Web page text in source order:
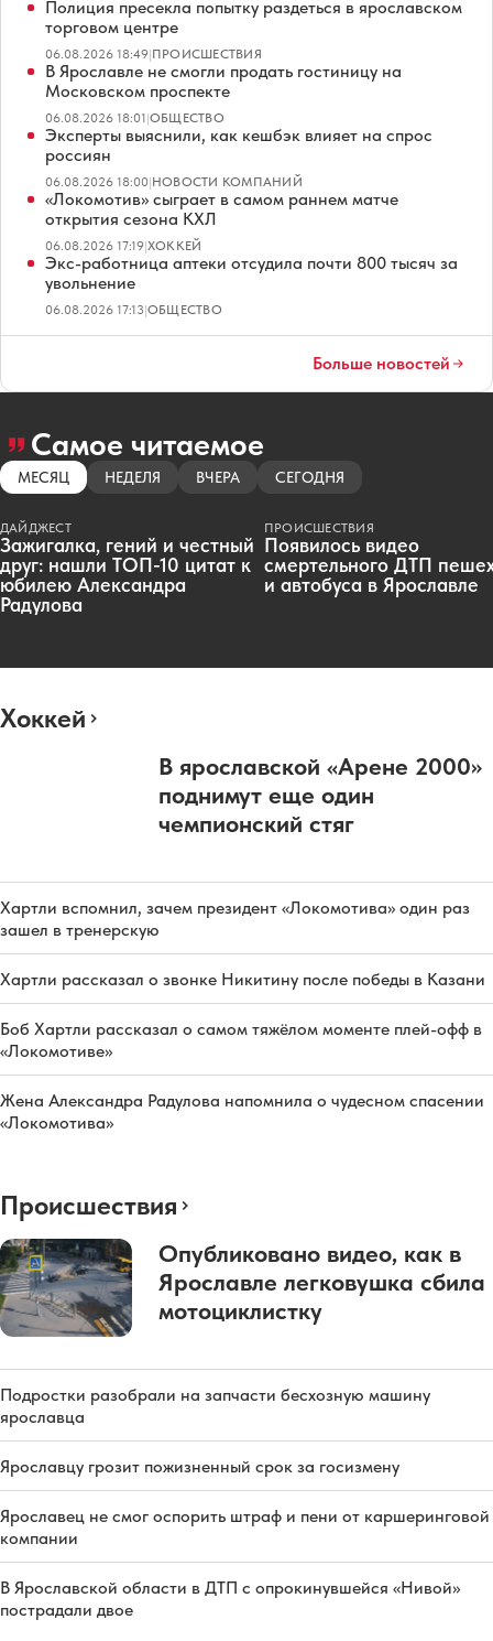
Полиция пресекла попытку раздеться в ярославском
торговом центре
06.08.2026 18:49|ПРОИСШЕСТВИЯ
В Ярославле не смогли продать гостиницу на
Московском проспекте
06.08.2026 18:01|ОБЩЕСТВО
Эксперты выяснили, как кешбэк влияет на спрос
россиян
06.08.2026 18:00|НОВОСТИ КОМПАНИЙ
«Локомотив» сыграет в самом раннем матче
открытия сезона КХЛ
06.08.2026 17:19|ХОККЕЙ
Экс-работница аптеки отсудила почти 800 тысяч за
увольнение
06.08.2026 17:13|ОБЩЕСТВО
Больше новостей
Самое читаемое
МЕСЯЦ НЕДЕЛЯ ВЧЕРА СЕГОДНЯ
ДАЙДЖЕСТ
Зажигалка, гений и честный
друг: нашли ТОП-10 цитат к
юбилею Александра
Радулова
ПРОИСШЕСТВИЯ
Появилось видео
смертельного ДТП
и автобуса в Ярославле
Хоккей
В ярославской «Арене 2000»
поднимут еще один
чемпионский стяг
Хартли вспомнил, зачем президент «Локомотива» один раз
зашел в тренерскую
Хартли рассказал о звонке Никитину после победы в Казани
Боб Хартли рассказал о самом тяжёлом моменте плей-офф в
«Локомотиве»
Жена Александра Радулова напомнила о чудесном спасении
«Локомотива»
Происшествия
Опубликовано видео, как в
Ярославле легковушка сбила
мотоциклистку
Подростки разобрали на запчасти бесхозную машину
ярославца
Ярославцу грозит пожизненный срок за госизмену
Ярославец не смог оспорить штраф и пени от каршеринговой
компании
В Ярославской области в ДТП с опрокинувшейся «Нивой»
пострадали двое